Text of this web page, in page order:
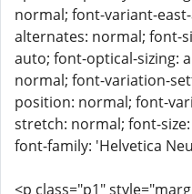
normal; font-variant-
alternates: normal; font-
auto; font-optical-sizing:
normal; font-variation-
position: normal; font-
stretch: normal; font-
font-family: 'Helvetica
<p class="p1"